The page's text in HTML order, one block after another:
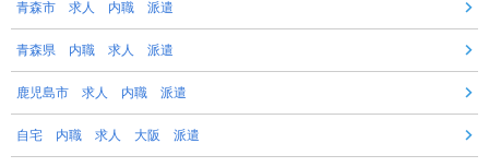
青森市 求人 内職 派遣
青森県 内職 求人 派遣
鹿児島市 求人 内職 派遣
自宅 内職 求人 大阪 派遣